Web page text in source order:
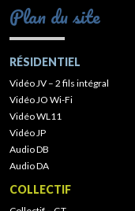
Plan du site
RÉSIDENTIEL
Vidéo JV – 2 fils intégral
Vidéo JO Wi-Fi
Vidéo WL11
Vidéo JP
Audio DB
Audio DA
COLLECTIF